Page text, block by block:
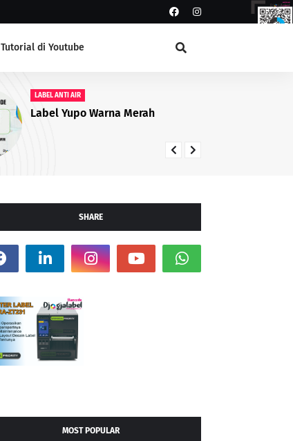
Tutorial di Youtube
LABEL ANTI AIR
Ready Stock Non Paper Label 100
SHARE
MOST POPULAR